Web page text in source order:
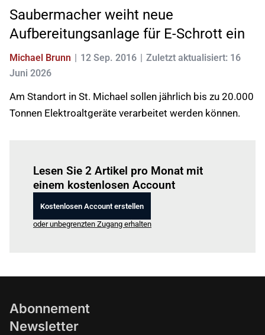
Saubermacher weiht neue
Aufbereitungsanlage für E-Schrott ein
Michael Brunn 12 Sep. 2016
Zuletzt aktualisiert: 16
Juni 2026
Am Standort in St. Michael sollen jährlich bis zu 20.000
Tonnen Elektroaltgeräte verarbeitet werden können.
Lesen Sie 2 Artikel pro Monat mit
einem kostenlosen Account
Kostenlosen Account erstellen
oder unbegrenzten Zugang erhalten
Abonnement
Newsletter